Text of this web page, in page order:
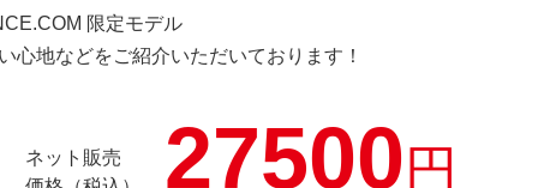
限定モデル
心地などをご紹介いただいております！
ネット販売
27500円